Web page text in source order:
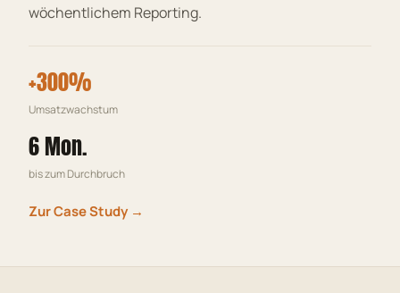
wöchentlichem Reporting.
+300%
Umsatzwachstum
6 Mon.
bis zum Durchbruch
Zur Case Study →